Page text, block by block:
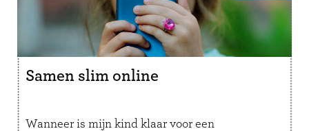
Samen slim online
Wanneer is mijn kind klaar voor een